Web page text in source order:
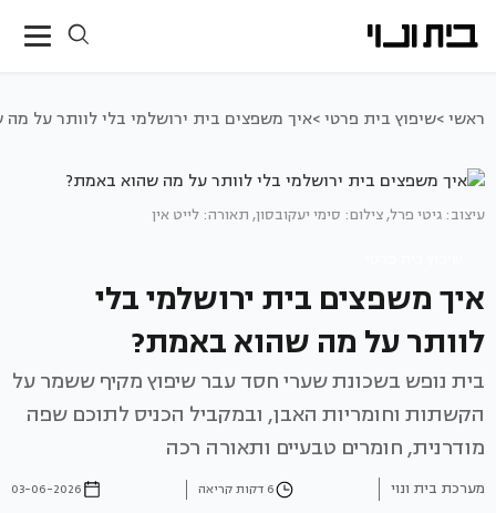
ראשי >שיפוץ בית פרטי >איך משפצים בית ירושלמי בלי לוותר על
עיצוב: גיטי פרל, צילום: סימי יעקובסון, תאורה: לייט אין
איך משפצים בית ירושלמי בלי
לוותר על מה שהוא באמת?
בית נופש בשכונת שערי חסד עבר שיפוץ מקיף ששמר על
הקשתות וחומריות האבן, ובמקביל הכניס לתוכם שפה
מודרנית, חומרים טבעיים ותאורה רכה
מערכת בית ונוי 6 דקות קריאה 03-06-2026